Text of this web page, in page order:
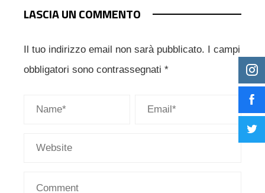
LASCIA UN COMMENTO
Il tuo indirizzo email non sarà pubblicato. I campi
obbligatori sono contrassegnati *